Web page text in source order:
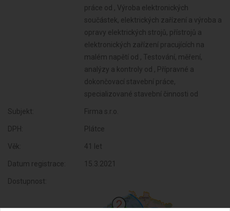
práce od , Výroba elektronických
součástek, elektrických zařízení a výroba a
opravy elektrických strojů, přístrojů a
elektronických zařízení pracujících na
malém napětí od , Testování, měření,
analýzy a kontroly od , Přípravné a
dokončovací stavební práce,
specializované stavební činnosti od
Subjekt: Firma s.r.o.
DPH: Plátce
Věk: 41 let
Datum registrace: 15.3.2021
Dostupnost: